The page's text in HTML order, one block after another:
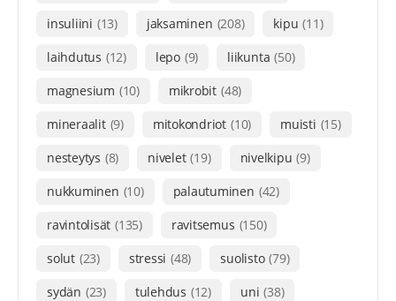
insuliini (13) jaksaminen (208) kipu (11)
laihdutus (12) lepo (9) liikunta (50)
magnesium (10) mikrobit (48)
mineraalit (9) mitokondriot (10) muisti (15)
nesteytys (8) nivelet (19) nivelkipu (9)
nukkuminen (10) palautuminen (42)
ravintolisät (135) ravitsemus (150)
solut (23) stressi (48) suolisto (79)
sydän (23) tulehdus (12) uni (38)